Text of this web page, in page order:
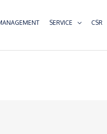
SERVICE CSR